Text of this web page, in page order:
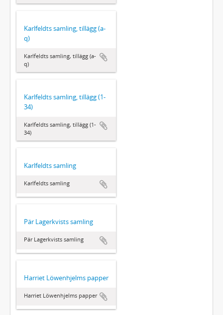
Karlfeldts samling, tillägg (a-
q)
Karlfeldts samling, tillägg (a-
q)
Karlfeldts samling, tillägg (1-
34)
Karlfeldts samling, tillägg (1-
34)
Karlfeldts samling
Karlfeldts samling
Pär Lagerkvists samling
Pär Lagerkvists samling
Harriet Löwenhjelms papper
Harriet Löwenhjelms papper